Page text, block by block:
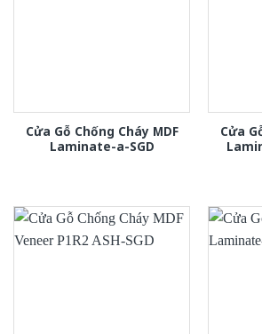
Cửa Gỗ Chống Cháy MDF
Laminate-a-SGD
Cửa